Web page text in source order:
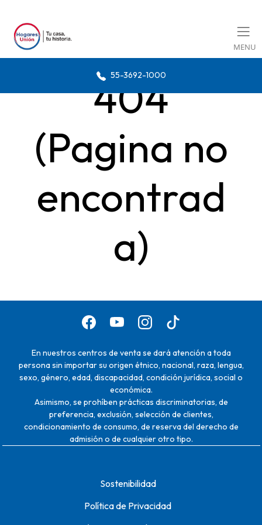
MENU
55-3692-1000
404
(Pagina no
encontrad
a)
En nuestros centros de venta se dará atención a toda
persona sin importar su origen étnico, nacional, raza, lengua,
sexo, género, edad, discapacidad, condición jurídica, social o
económica.
Asimismo, se prohíben prácticas discriminatorias, de
preferencia, exclusión, selección de clientes,
condicionamiento de consumo, de reserva del derecho de
admisión o de cualquier otro tipo.
Sostenibilidad
Política de Privacidad